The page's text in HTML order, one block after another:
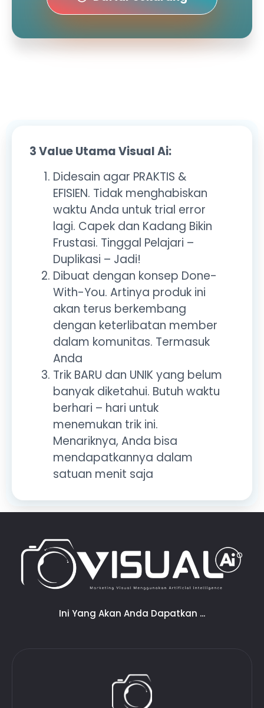
3 Value Utama Visual Ai:
Didesain agar PRAKTIS &
EFISIEN. Tidak menghabiskan
waktu Anda untuk trial error
lagi. Capek dan Kadang Bikin
Frustasi. Tinggal Pelajari –
Duplikasi – Jadi!
Dibuat dengan konsep Done-
With-You. Artinya produk ini
akan terus berkembang
dengan keterlibatan member
dalam komunitas. Termasuk
Anda
Trik BARU dan UNIK yang belum
banyak diketahui. Butuh waktu
berhari – hari untuk
menemukan trik ini.
Menariknya, Anda bisa
mendapatkannya dalam
satuan menit saja
Ini Yang Akan Anda Dapatkan ...